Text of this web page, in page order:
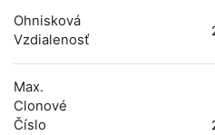
Ohnisková
Vzdialenosť
Max.
Clonové
Číslo